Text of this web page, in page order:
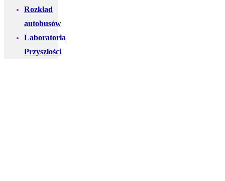
Rozkład
autobusów
Laboratoria
Przyszłości